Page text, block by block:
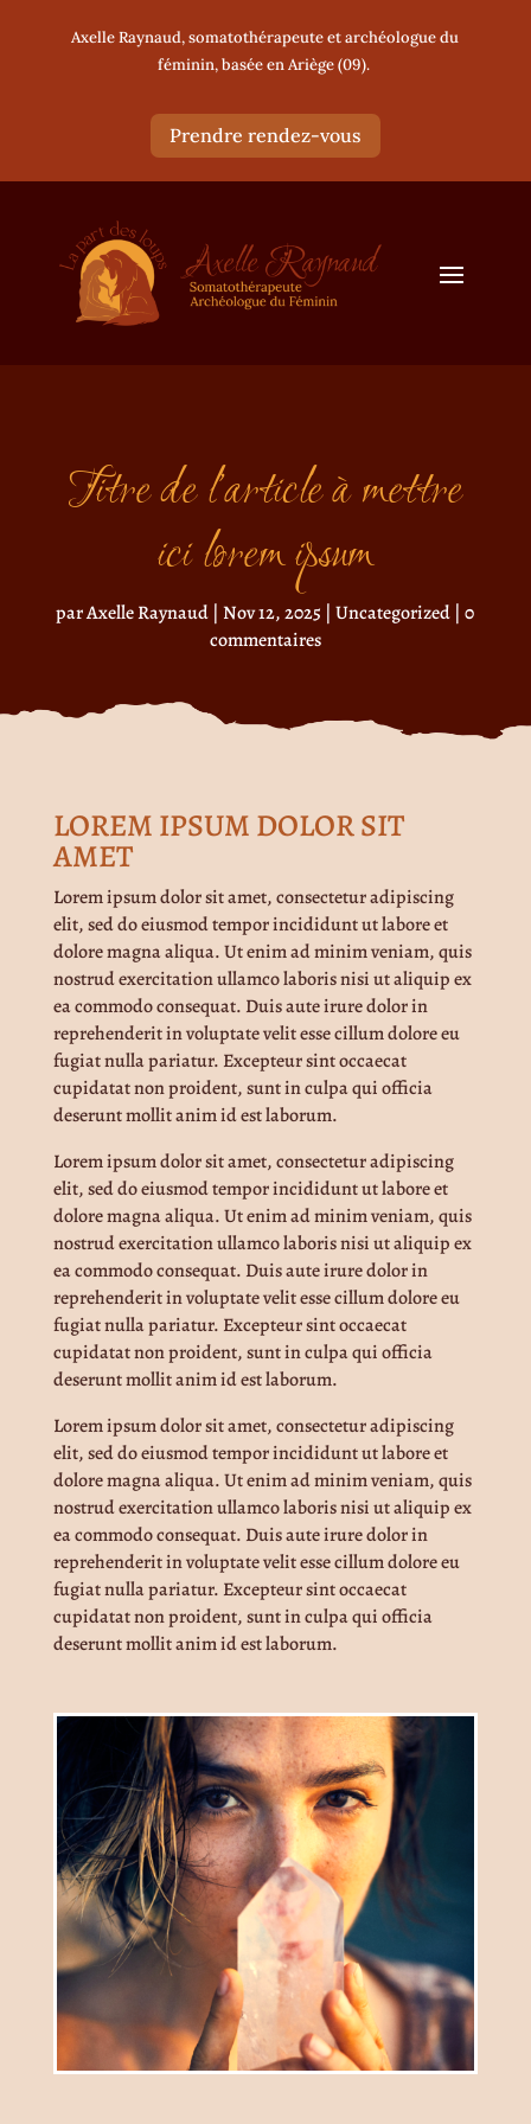
Axelle Raynaud, somatothérapeute et archéologue du
féminin, basée en Ariège (09).
Prendre rendez-vous
Titre de l’article à mettre
ici lorem ipsum
parAxelle Raynaud |Nov 12, 2025 |Uncategorized |0
commentaires
LOREM IPSUM DOLOR SIT
AMET
Lorem ipsum dolor sit amet, consectetur adipiscing
elit, sed do eiusmod tempor incididunt ut labore et
dolore magna aliqua. Ut enim ad minim veniam, quis
nostrud exercitation ullamco laboris nisi ut aliquip ex
ea commodo consequat. Duis aute irure dolor in
reprehenderit in voluptate velit esse cillum dolore eu
fugiat nulla pariatur. Excepteur sint occaecat
cupidatat non proident, sunt in culpa qui officia
deserunt mollit anim id est laborum.
Lorem ipsum dolor sit amet, consectetur adipiscing
elit, sed do eiusmod tempor incididunt ut labore et
dolore magna aliqua. Ut enim ad minim veniam, quis
nostrud exercitation ullamco laboris nisi ut aliquip ex
ea commodo consequat. Duis aute irure dolor in
reprehenderit in voluptate velit esse cillum dolore eu
fugiat nulla pariatur. Excepteur sint occaecat
cupidatat non proident, sunt in culpa qui officia
deserunt mollit anim id est laborum.
Lorem ipsum dolor sit amet, consectetur adipiscing
elit, sed do eiusmod tempor incididunt ut labore et
dolore magna aliqua. Ut enim ad minim veniam, quis
nostrud exercitation ullamco laboris nisi ut aliquip ex
ea commodo consequat. Duis aute irure dolor in
reprehenderit in voluptate velit esse cillum dolore eu
fugiat nulla pariatur. Excepteur sint occaecat
cupidatat non proident, sunt in culpa qui officia
deserunt mollit anim id est laborum.